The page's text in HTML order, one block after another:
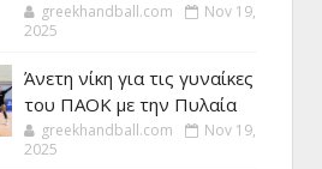
greekhandball.com
Nov 19,
2025
Άνετη νίκη για τις γυναίκες
του ΠΑΟΚ με την Πυλαία
greekhandball.com
Nov 19,
2025